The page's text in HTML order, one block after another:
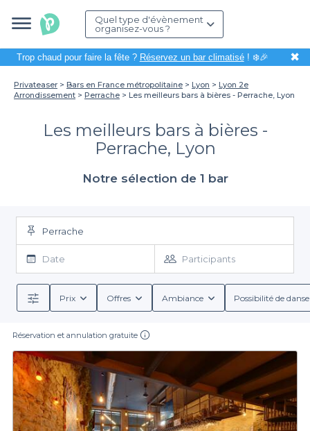
Quel type d'évènement
organisez-vous ?
Trop chaud pour faire la fête ? Réservez un bar climatisé! ❄️🎉 ✖
Privateaser Bars en France métropolitaine Lyon
Lyon 2e
Arrondissement
Perrache Les meilleurs bars à bières - Perrache, Lyon
Les meilleurs bars à bières -
Perrache, Lyon
Notre sélection de 1 bar
Perrache
Date Participants
Prix Offres Ambiance Possibilité de
Réservation et annulation gratuite